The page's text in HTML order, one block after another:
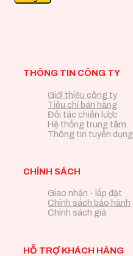
THÔNG TIN CÔNG TY
Giới thiệu công ty
Tiêu chí bán hàng
Đối tác chiến lược
Hệ thống trung tâm
Thông tin tuyển dụng
CHÍNH SÁCH
Giao nhận - lắp đặt
Chính sách bảo hành
Chính sách giá
HỖ TRỢ KHÁCH HÀNG